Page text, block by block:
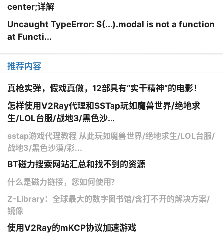
center;详解
Uncaught TypeError: $(...).modal is not a function
at Functi...
推荐内容
真枪实弹，假戏真做，12部具有“实干精神”的电影！
怎样使用V2Ray代理和SSTap玩如魔兽世界/绝地求
生/LOL台服/战地3/黑色沙...
sstap游戏代理教程 从此玩如魔兽世界/绝地求生/LOL台服/
战地3/黑色沙漠/彩...
BT磁力搜索网站汇总和找不到的资源
什么是磁力链接，您如何使用？
Z-Library：全球最大的数字图书馆/含打不开的解决方案/
镜像
使用V2Ray的mKCP协议加速游戏